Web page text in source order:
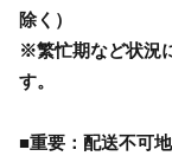
除く）
※繁忙期など状況
す。
■重要：配送不可